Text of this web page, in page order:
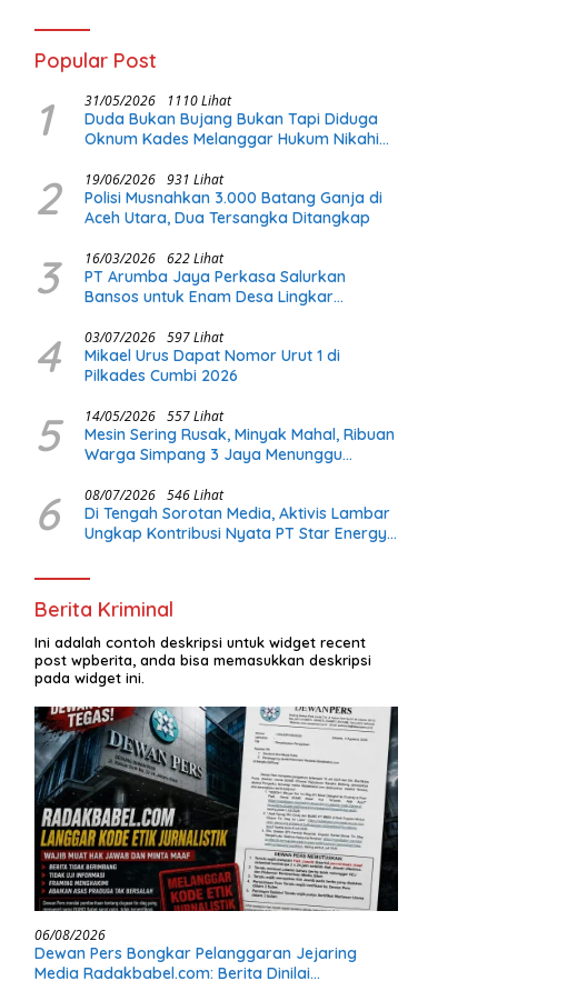
Popular Post
1 31/05/2026 1110 Lihat
Duda Bukan Bujang Bukan Tapi Diduga
Oknum Kades Melanggar Hukum Nikahi
2 19/06/2026 931 Lihat
Polisi Musnahkan 3.000 Batang Ganja di
Aceh Utara, Dua Tersangka Ditangkap
3 16/03/2026 622 Lihat
PT Arumba Jaya Perkasa Salurkan
Bansos untuk Enam Desa Lingkar
4 03/07/2026 597 Lihat
Mikael Urus Dapat Nomor Urut 1 di
Pilkades Cumbi 2026
5 14/05/2026 557 Lihat
Mesin Sering Rusak, Minyak Mahal, Ribuan
Warga Simpang 3 Jaya Menunggu
6 08/07/2026 546 Lihat
Di Tengah Sorotan Media, Aktivis Lambar
Ungkap Kontribusi Nyata PT Star Energy:
Infrastruktur Lokal
Berita Kriminal
Ini adalah contoh deskripsi untuk widget recent
post wpberita, anda bisa memasukkan deskripsi
pada widget ini.
06/08/2026
Dewan Pers Bongkar Pelanggaran Jejaring
Media Radakbabel.com: Berita Dinilai